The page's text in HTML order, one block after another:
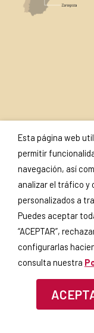
NEWSLETTER
Si continúas,
de privacidad.
Esta página web
permitir
navegación, así
analizar el tráfico y
personalizados a
Puedes aceptar
“ACEPTAR”,
configurarlas
consulta nuestra